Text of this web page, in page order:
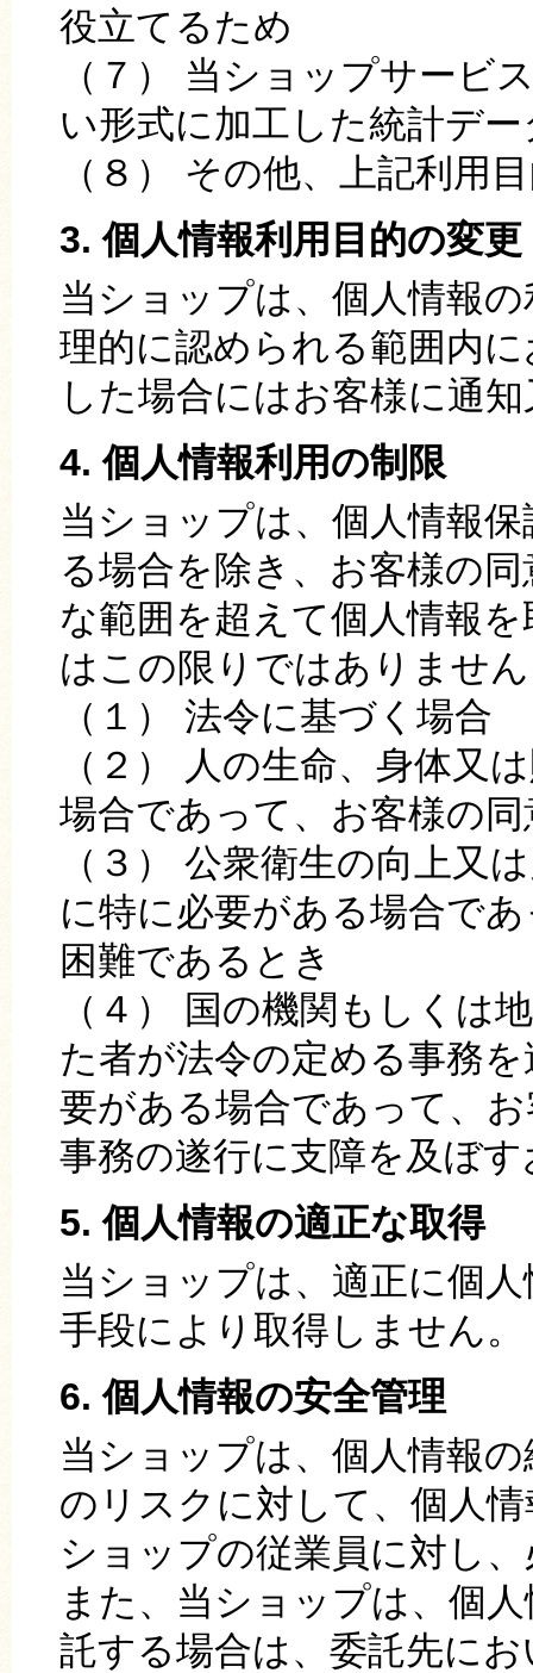
役立てるため
（７） 当ショップサービ
い形式に加工した統計デ
（８） その他、上記利用
3. 個人情報利用目的の変更
当ショップは、個人情報
理的に認められる範囲内
した場合にはお客様に通
4. 個人情報利用の制限
当ショップは、個人情報
る場合を除き、お客様の
な範囲を超えて個人情報
はこの限りではありませ
（１） 法令に基づく場合
（２） 人の生命、身体又
場合であって、お客様の
（３） 公衆衛生の向上又
に特に必要がある場合で
困難であるとき
（４） 国の機関もしくは
た者が法令の定める事務
要がある場合であって、
事務の遂行に支障を及ぼ
5. 個人情報の適正な取得
当ショップは、適正に個
手段により取得しません。
6. 個人情報の安全管理
当ショップは、個人情報
のリスクに対して、個人
ショップの従業員に対し
また、当ショップは、個
託する場合は、委託先に